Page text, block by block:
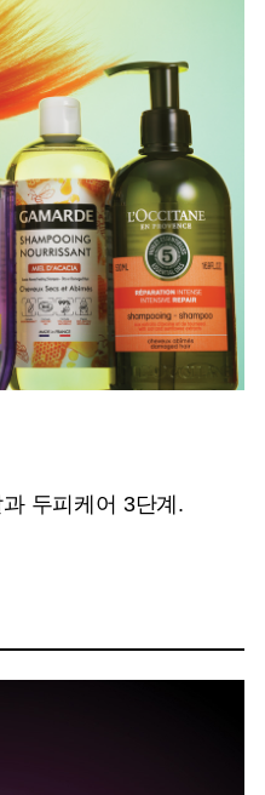
두피케어 3단계.